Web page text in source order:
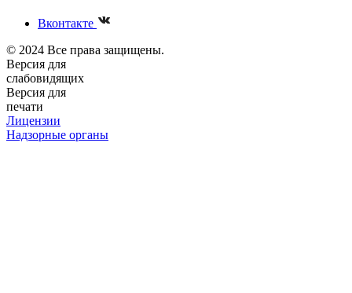
Вконтакте
© 2024 Все права защищены.
Версия для
слабовидящих
Версия для
печати
Лицензии
Надзорные органы